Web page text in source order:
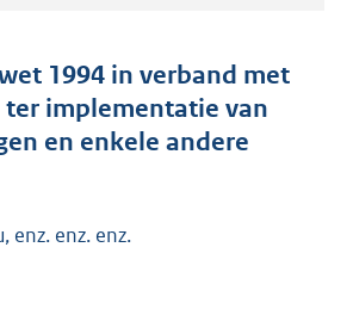
1994 in verband met
ter implementatie van
en enkele andere
enz. enz. enz.